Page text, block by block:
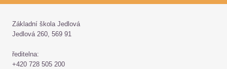
Základní škola Jedlová
Jedlová 260, 569 91
ředitelna:
+420 728 505 200